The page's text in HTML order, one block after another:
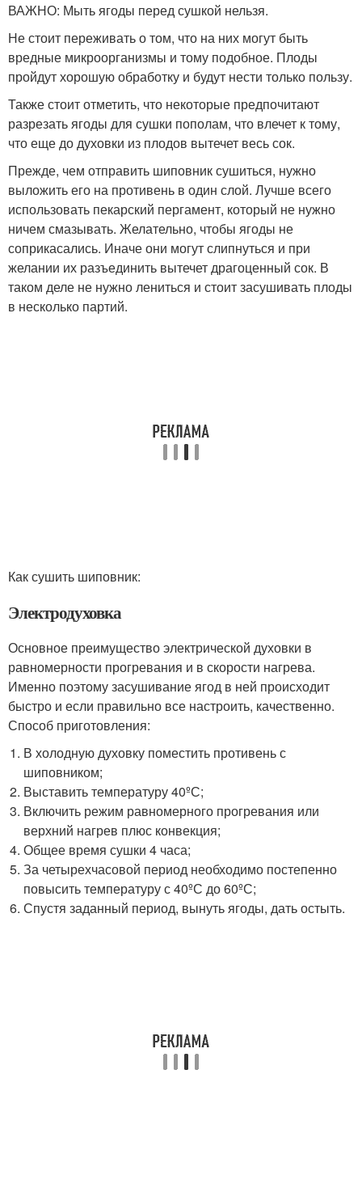
ВАЖНО: Мыть ягоды перед сушкой нельзя.
Не стоит переживать о том, что на них могут быть
вредные микроорганизмы и тому подобное. Плоды
пройдут хорошую обработку и будут нести только пользу.
Также стоит отметить, что некоторые предпочитают
разрезать ягоды для сушки пополам, что влечет к тому,
что еще до духовки из плодов вытечет весь сок.
Прежде, чем отправить шиповник сушиться, нужно
выложить его на противень в один слой. Лучше всего
использовать пекарский пергамент, который не нужно
ничем смазывать. Желательно, чтобы ягоды не
соприкасались. Иначе они могут слипнуться и при
желании их разъединить вытечет драгоценный сок. В
таком деле не нужно лениться и стоит засушивать плоды
в несколько партий.
Как сушить шиповник:
Электродуховка
Основное преимущество электрической духовки в
равномерности прогревания и в скорости нагрева.
Именно поэтому засушивание ягод в ней происходит
быстро и если правильно все настроить, качественно.
Способ приготовления:
В холодную духовку поместить противень с
шиповником;
Выставить температуру 40ºС;
Включить режим равномерного прогревания или
верхний нагрев плюс конвекция;
Общее время сушки 4 часа;
За четырехчасовой период необходимо постепенно
повысить температуру с 40ºС до 60ºС;
Спустя заданный период, вынуть ягоды, дать остыть.